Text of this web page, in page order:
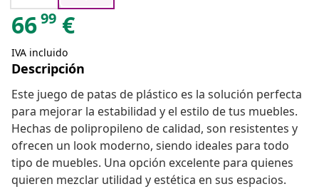
6699 €
IVA incluido
Descripción
Este juego de patas de plástico es la solución perfecta
para mejorar la estabilidad y el estilo de tus muebles.
Hechas de polipropileno de calidad, son resistentes y
ofrecen un look moderno, siendo ideales para todo
tipo de muebles. Una opción excelente para quienes
quieren mezclar utilidad y estética en sus espacios.